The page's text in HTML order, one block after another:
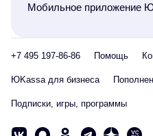
Мобильное приложение
+7 495 197-86-86 Помощь
ЮKassa для бизнеса
Подписки, игры, программы